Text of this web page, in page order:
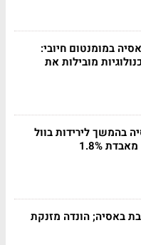
במומנטום חיובי:
מובילות את
בהמשך לירידות בוול
1.8%
באסיה; הונדה מזנקת